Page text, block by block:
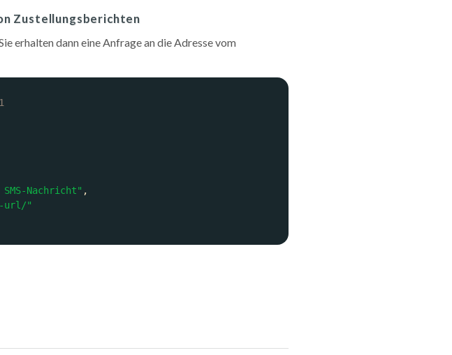
Zustellungsberichten
erhalten dann eine Anfrage an die Adresse vom
Nachricht"
url/"